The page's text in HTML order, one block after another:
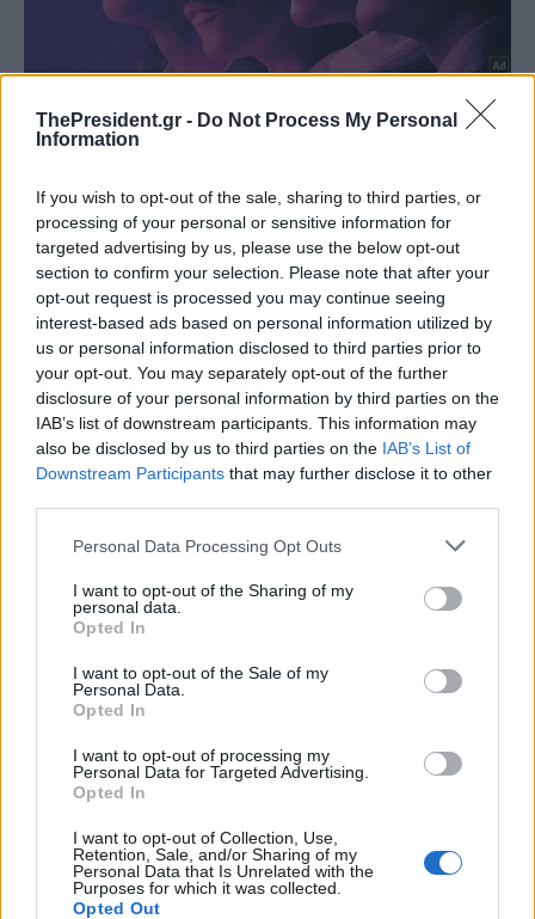
ThePresident.gr - Do Not Process My Personal
Information
If you wish to opt-out of the sale, sharing to third parties, or
processing of your personal or sensitive information for
targeted advertising by us, please use the below opt-out
section to confirm your selection. Please note that after your
opt-out request is processed you may continue seeing
interest-based ads based on personal information utilized by
us or personal information disclosed to third parties prior to
your opt-out. You may separately opt-out of the further
disclosure of your personal information by third parties on the
IAB’s list of downstream participants. This information may
also be disclosed by us to third parties on the IAB’s List of
Downstream Participants that may further disclose it to other
Personal Data Processing Opt Outs
I want to opt-out of the Sharing of my
personal data.
Opted In
I want to opt-out of the Sale of my
Personal Data.
Opted In
I want to opt-out of processing my
Personal Data for Targeted Advertising.
Opted In
I want to opt-out of Collection, Use,
Retention, Sale, and/or Sharing of my
Personal Data that Is Unrelated with the
Purposes for which it was collected.
Opted Out